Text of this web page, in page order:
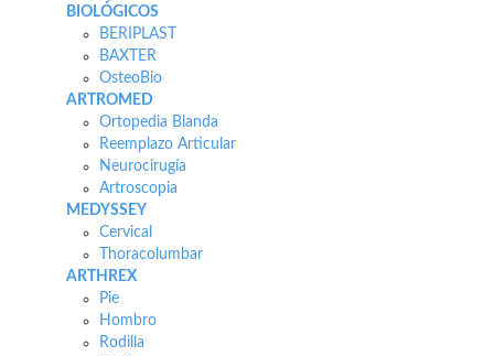
BIOLÓGICOS
BERIPLAST
BAXTER
OsteoBio
ARTROMED
Ortopedia Blanda
Reemplazo Articular
Neurocirugía
Artroscopia
MEDYSSEY
Cervical
Thoracolumbar
ARTHREX
Pie
Hombro
Rodilla